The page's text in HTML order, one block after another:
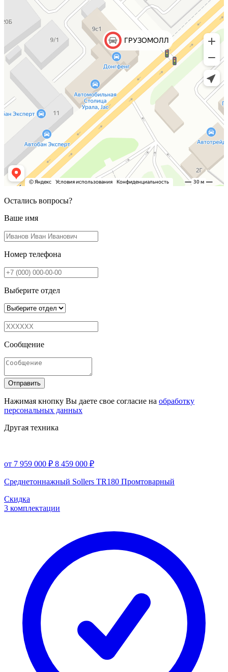
Остались вопросы?
Ваше имя
Номер телефона
Выберите отдел
Сообщение
Отправить
Нажимая кнопку Вы даете свое согласие на обработку
персональных данных
Другая техника
от 7 959 000 ₽ 8 459 000 ₽
Среднетоннажный Sollers TR180 Промтоварный
Скидка
3 комплектации